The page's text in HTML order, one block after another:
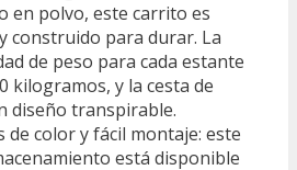
en polvo, este carrito es
construido para durar. La
de peso para cada estante
kilogramos, y la cesta de
diseño transpirable.
de color y fácil montaje: este
está disponible